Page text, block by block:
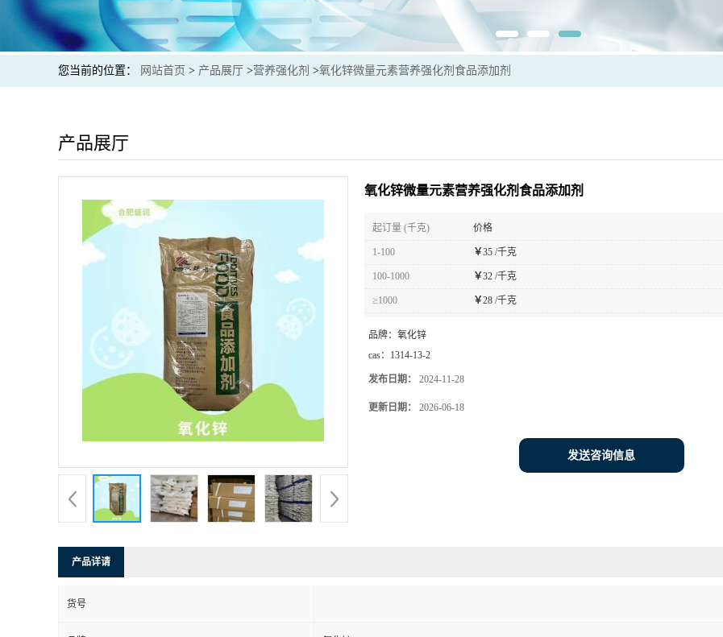
您当前的位置： 网站首页 > 产品展厅 >营养强化剂 >氧化锌微量元素营养强化剂食品添加剂
产品展厅
氧化锌微量元素营养强化剂食品添加剂
起订量 (千克) 价格
1-100 ￥35 /千克
100-1000 ￥32 /千克
≥1000 ￥28 /千克
品牌： 氧化锌
cas： 1314-13-2
发布日期： 2024-11-28
更新日期： 2026-06-18
发送咨询信息
产品详请
货号